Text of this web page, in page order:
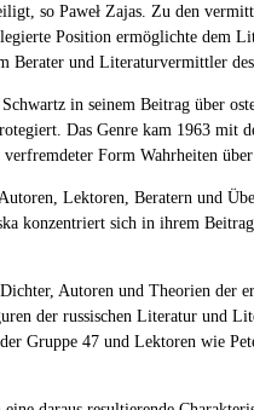
so Paweł Zajas. Zu den
Position ermöglichte dem
und Literaturvermittler
in seinem Beitrag über
Das Genre kam 1963 mit
Form Wahrheiten
Lektoren, Beratern und
konzentriert sich in ihrem
Autoren und Theorien der
der russischen Literatur und
Gruppe 47 und Lektoren wie